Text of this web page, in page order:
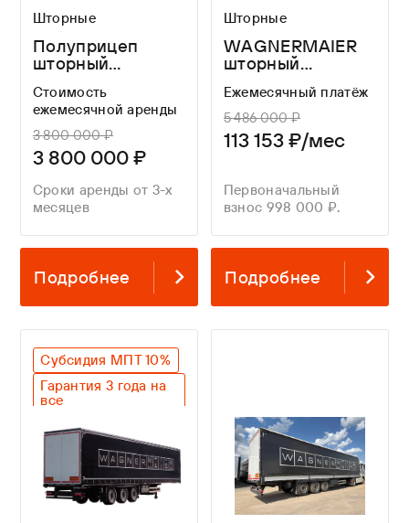
Шторные
Полуприцеп
шторный
CRS3 FOR A
LONG TIME
Стоимость
ежемесячной аренды
3 800 000 ₽
3 800 000 ₽
Сроки аренды от 3-х
месяцев
Подробнее
Шторные
WAGNERMAIER
шторный
16,3 метров
Ежемесячный платёж
5 486 000 ₽
113 153 ₽/мес
Первоначальный
взнос 998 000 ₽.
Подробнее
Субсидия МПТ 10%
Гарантия 3 года на
все
Оригинальный SAF
Легкий вес